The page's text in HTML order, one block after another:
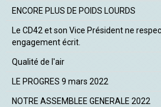
ENCORE PLUS DE POIDS LOURDS
Le CD42 et son Vice Président ne
engagement écrit.
Qualité de l'air
LE PROGRES 9 mars 2022
NOTRE ASSEMBLEE GENERALE 2022